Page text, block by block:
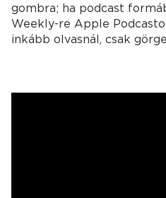
gombra; ha podcast
Weekly-re Apple
inkább olvasnál, csak